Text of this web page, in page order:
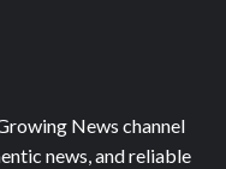
News channel
news, and reliable